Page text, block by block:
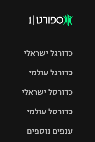
כדורגל ישראלי
גביע הטוטו
כדורגל עולמי
האלופות
ליגה
כדורסל ישראלי
סל
כדורסל עולמי
ענפים נוספים